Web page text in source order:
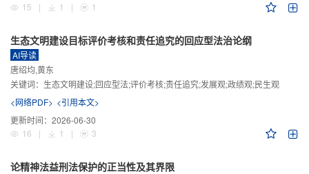
15
| 1 | 1
生态文明建设目标评价考核和责任追究的回应型法治论纲
AI导读
唐绍均,黄东
关键词： 生态文明建设;回应型法;评价考核;责任追究;发展观;政绩观;民生观
<网络PDF> <引用本文>
更新时间： 2026-06-30
16
| 1 | 3
论精神法益刑法保护的正当性及其界限